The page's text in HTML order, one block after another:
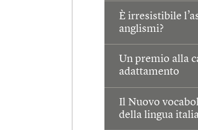
È irresistibile
anglismi?
Un premio alla
adattamento
Il Nuovo
della lingua